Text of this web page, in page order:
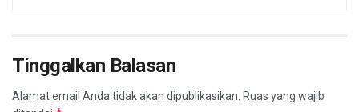
Tinggalkan Balasan
Alamat email Anda tidak akan dipublikasikan. Ruas yang wajib